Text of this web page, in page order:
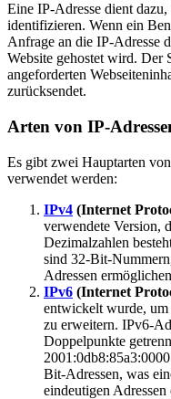
Eine IP-Adresse dient
identifizieren. Wenn ein
Anfrage an die IP-Adresse
Website gehostet wird. Der
angeforderten
zurücksendet.
Arten von IP-
Es gibt zwei Hauptarten
verwendet werden:
IPv4 (Internet
verwendete Version,
Dezimalzahlen
sind 32-Bit-
Adressen
IPv6 (Internet
entwickelt wurde, um
zu erweitern. IPv6-
Doppelpunkte
Bit-Adressen, was
eindeutigen